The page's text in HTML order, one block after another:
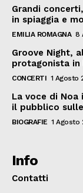
Grandi
in spiaggia e
EMILIA ROMAGNA 8
Groove Night,
protagonista
CONCERTI 1 Agosto
La voce di Noa
il pubblico
BIOGRAFIE 1 Agosto
Info
Contatti